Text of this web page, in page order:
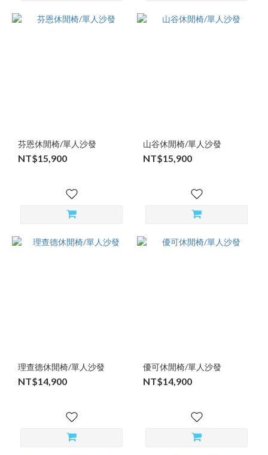
芬恩休閒椅/單人沙發
NT$15,900
山谷休閒椅/單人沙發
NT$15,900
理查德休閒椅/單人沙發
NT$14,900
優可休閒椅/單人沙發
NT$14,900